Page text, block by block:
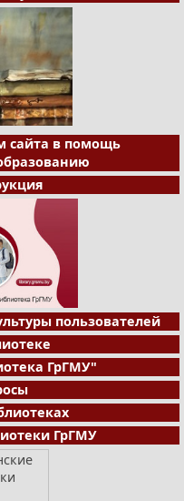
сайта в помощь
пользователей
ГрГМУ"
ГрГМУ